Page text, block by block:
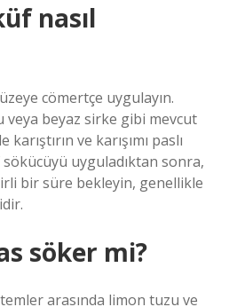
nasıl
cömertçe uygulayın.
veya beyaz sirke gibi mevcut
ve karışımı paslı
uyguladıktan sonra,
bir süre bekleyin, genellikle
söker mi?
arasında limon tuzu ve